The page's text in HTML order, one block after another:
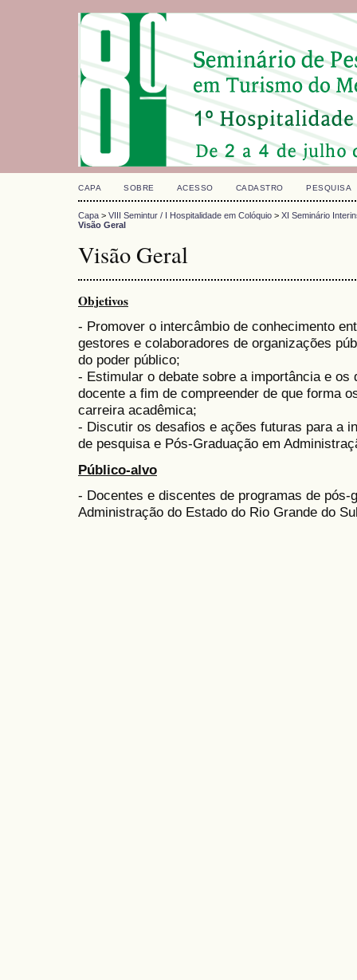
CAPA SOBRE ACESSO CADASTRO PESQUISA
Capa > VIII Semintur / I Hospitalidade em Colóquio > XI Seminário
Visão Geral
Visão Geral
Objetivos
- Promover o intercâmbio de conhecimento
gestores e colaboradores de organizações
do poder público;
- Estimular o debate sobre a importância e
docente a fim de compreender de que forma
carreira acadêmica;
- Discutir os desafios e ações futuras para a
de pesquisa e Pós-Graduação em
Público-alvo
- Docentes e discentes de programas de pós-
Administração do Estado do Rio Grande do